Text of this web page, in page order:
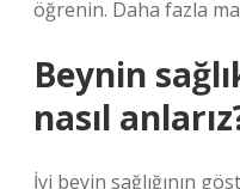
öğrenin. Daha fazla
Beynin
nasıl
İyi beyin sağlığının